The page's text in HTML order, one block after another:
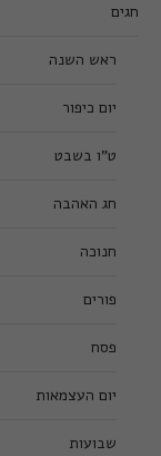
חגים
ראש השנה
יום כיפור
ט”ו בשבט
חג האהבה
חנוכה
פורים
פסח
יום העצמאות
שבועות